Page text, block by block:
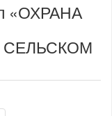
«ОХРАНА